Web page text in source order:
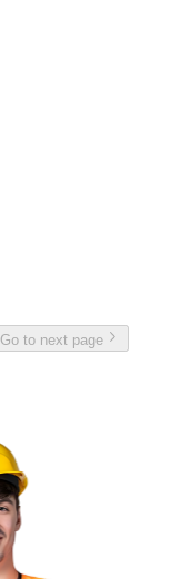
Go to next page